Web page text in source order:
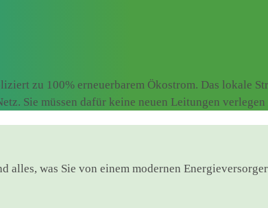
zu 100% erneuerbarem Ökostrom. Das lokale
Sie müssen dafür keine neuen Leitungen
was Sie von einem modernen